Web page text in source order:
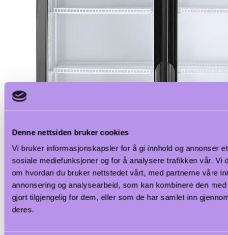
Denne nettsiden bruker cookies
Vi bruker informasjonskapsler for å gi innhold og annonser
sosiale mediefunksjoner og for å analysere trafikken vår. Vi
om hvordan du bruker nettstedet vårt, med partnerne våre
annonsering og analysearbeid, som kan kombinere den
gjort tilgjengelig for dem, eller som de har samlet inn
deres.